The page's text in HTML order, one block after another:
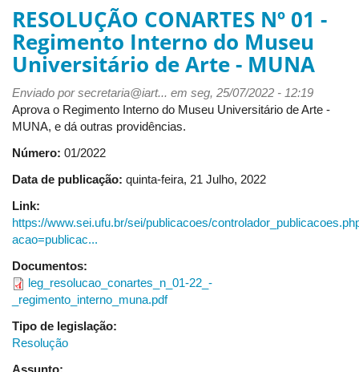
CONARTES
Nº
02
-
Normas
de
uso
do
de
cauda
sala
Camargo
Guarnieri
do
Bloco
Campus
Santa
RESOLUÇÃO CONARTES Nº 01 -
Regimento Interno do Museu
Universitário de Arte - MUNA
Enviado porsecretaria@iart... em seg, 25/07/2022 - 12:19
Aprova o Regimento Interno do Museu Universitário de Arte -
MUNA, e dá outras providências.
Número: 01/2022
Data de publicação: quinta-feira, 21 Julho, 2022
Link:
https://www.sei.ufu.br/sei/publicacoes/
acao=publicac...
Documentos:
leg_resolucao_conartes_n_01-22_-
_regimento_interno_muna.pdf
Tipo de legislação:
Resolução
Assunto: